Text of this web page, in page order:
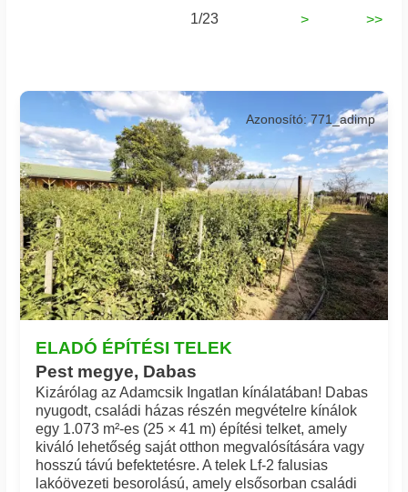
1/23 > >>
ELADÓ ÉPÍTÉSI TELEK
Pest megye, Dabas
Azonosító: 771_adimp
Kizárólag az Adamcsik Ingatlan kínálatában! Dabas
nyugodt, családi házas részén megvételre kínálok
egy 1.073 m²-es (25 × 41 m) építési telket, amely
kiváló lehetőség saját otthon megvalósítására vagy
hosszú távú befektetésre. A telek Lf-2 falusias
lakóövezeti besorolású, amely elsősorban családi